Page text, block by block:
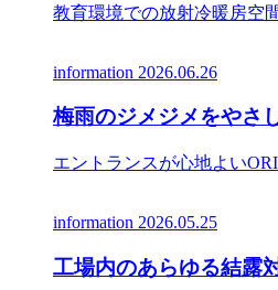
教育環境での放射冷暖房空
information 2026.06.26
梅雨のジメジメをやさ
エントランスが心地よい
information 2026.05.25
工場内のあらゆる結露